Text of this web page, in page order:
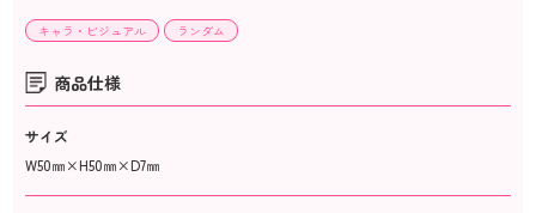
キャラ・ビジュアル ランダム
商品仕様
サイズ
W50㎜×H50㎜×D7㎜